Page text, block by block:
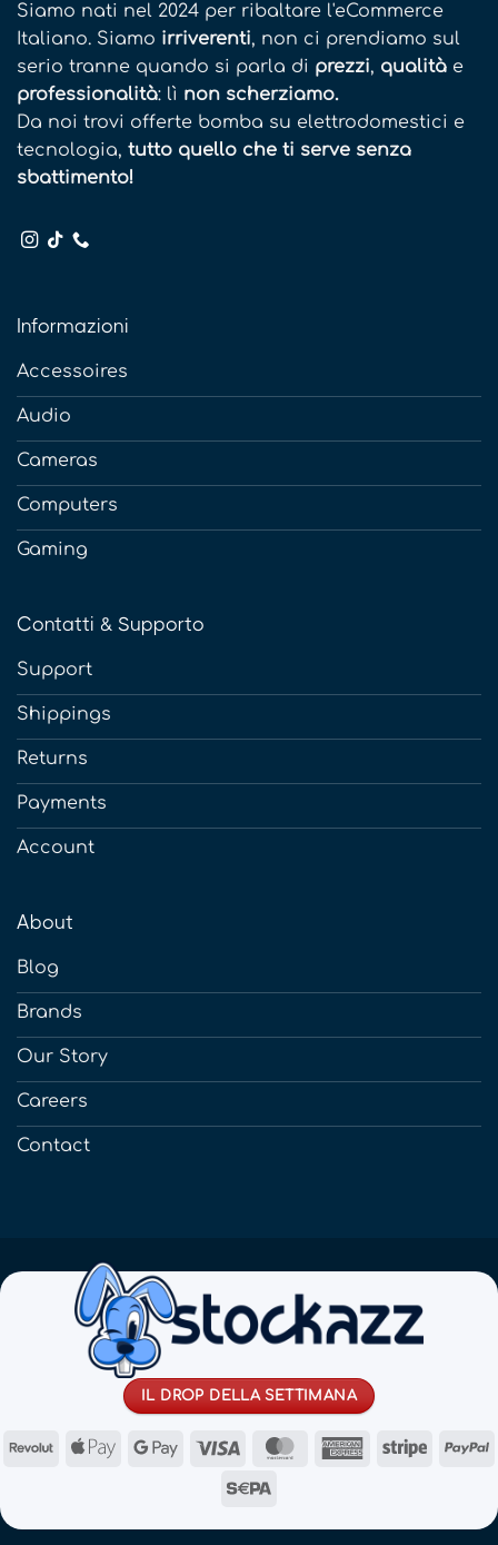
Siamo nati nel 2024 per ribaltare l'eCommerce
Italiano. Siamo irriverenti, non ci prendiamo sul
serio tranne quando si parla di prezzi, qualità e
professionalità: lì non scherziamo.
Da noi trovi offerte bomba su elettrodomestici e
tecnologia, tutto quello che ti serve senza
sbattimento!
Informazioni
Accessoires
Audio
Cameras
Computers
Gaming
Contatti & Supporto
Support
Shippings
Returns
Payments
Account
About
Blog
Brands
Our Story
Careers
Contact
IL DROP DELLA SETTIMANA
RevolutApple GoogleVisa MasterCardAmericanStripe